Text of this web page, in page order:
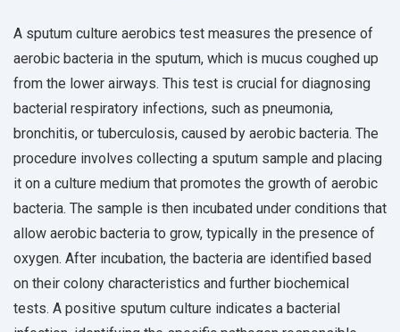
A sputum culture aerobics test measures the presence of
aerobic bacteria in the sputum, which is mucus coughed up
from the lower airways. This test is crucial for diagnosing
bacterial respiratory infections, such as pneumonia,
bronchitis, or tuberculosis, caused by aerobic bacteria. The
procedure involves collecting a sputum sample and placing
it on a culture medium that promotes the growth of aerobic
bacteria. The sample is then incubated under conditions that
allow aerobic bacteria to grow, typically in the presence of
oxygen. After incubation, the bacteria are identified based
on their colony characteristics and further biochemical
tests. A positive sputum culture indicates a bacterial